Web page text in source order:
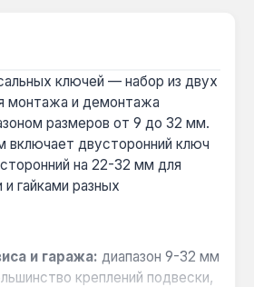
ключей — набор из двух
монтажа и демонтажа
размеров от 9 до 32 мм.
включает двусторонний ключ
на 22-32 мм для
гайками разных
и гаража: диапазон 9-32 мм
креплений подвески,